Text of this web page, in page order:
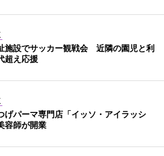
施設でサッカー観戦会 近隣の園児と利
超え応援
げパーマ専門店「イッソ・アイラッシ
師が開業